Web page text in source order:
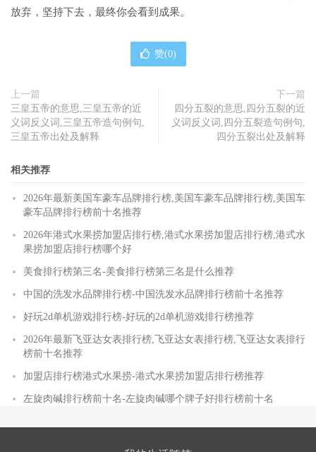
放弃，坚持下去，最终你会看到成果。
赞(0)
上一篇
三皇五帝的意思,三皇五帝的近
义词反义词,三皇五帝造句例句,
三皇五帝出处及解释
下一篇
四分五裂的意思,四分五裂的近
义词反义词,四分五裂造句例句,
四分五裂出处及解释
相关推荐
2026年最新美国车豪车品牌排行榜,美国车豪车品牌排行榜,美国车
豪车品牌排行榜前十名推荐
2026年港式水果捞加盟店排行榜,港式水果捞加盟店排行榜,港式水
果捞加盟店排行榜哪个好
美食排行榜第三名-美食排行榜第三名是什么推荐
中国的洗发水品牌排行榜-中国洗发水品牌排行榜前十名推荐
好玩2d单机游戏排行榜-好玩的2d单机游戏排行榜推荐
2026年最新飞亚达女表排行榜,飞亚达女表排行榜,飞亚达女表排行
榜前十名推荐
加盟店排行榜港式水果捞-港式水果捞加盟店排行榜推荐
左旋肉碱排行榜前十名-左旋肉碱哪个牌子好排行榜前十名